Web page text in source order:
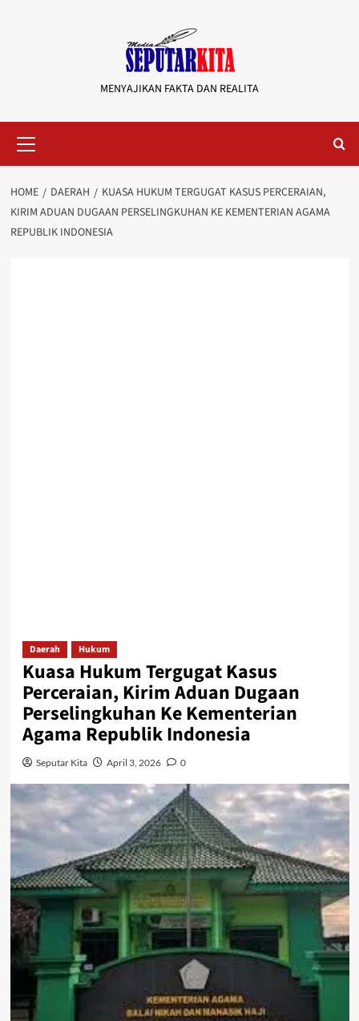
MENYAJIKAN FAKTA DAN REALITA
Menu
HOME DAERAH
KUASA HUKUM TERGUGAT KASUS PERCERAIAN,
KIRIM ADUAN DUGAAN PERSELINGKUHAN KE KEMENTERIAN AGAMA
REPUBLIK INDONESIA
Daerah Hukum
Kuasa Hukum Tergugat Kasus
Perceraian, Kirim Aduan Dugaan
Perselingkuhan Ke Kementerian
Agama Republik Indonesia
Seputar Kita April 3, 2026 0